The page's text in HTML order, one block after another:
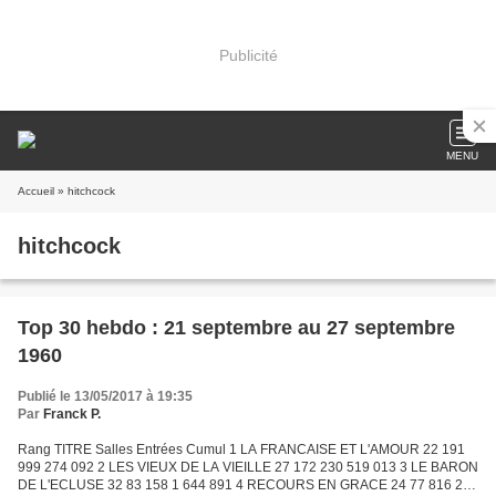
Publicité
MENU
Accueil » hitchcock
hitchcock
Top 30 hebdo : 21 septembre au 27 septembre
1960
Publié le 13/05/2017 à 19:35
Par Franck P.
Rang TITRE Salles Entrées Cumul 1 LA FRANCAISE ET L'AMOUR 22 191
999 274 092 2 LES VIEUX DE LA VIEILLE 27 172 230 519 013 3 LE BARON
DE L'ECLUSE 32 83 158 1 644 891 4 RECOURS EN GRACE 24 77 816 287